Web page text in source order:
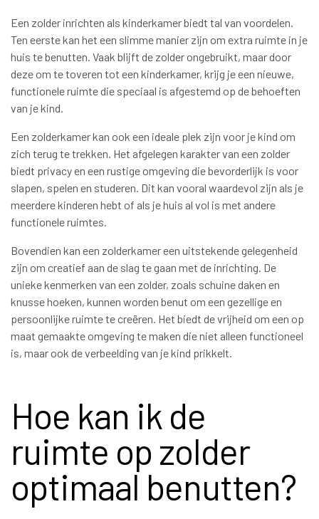
Een zolder inrichten als kinderkamer biedt tal van voordelen.
Ten eerste kan het een slimme manier zijn om extra ruimte in je
huis te benutten. Vaak blijft de zolder ongebruikt, maar door
deze om te toveren tot een kinderkamer, krijg je een nieuwe,
functionele ruimte die speciaal is afgestemd op de behoeften
van je kind.
Een zolderkamer kan ook een ideale plek zijn voor je kind om
zich terug te trekken. Het afgelegen karakter van een zolder
biedt privacy en een rustige omgeving die bevorderlijk is voor
slapen, spelen en studeren. Dit kan vooral waardevol zijn als je
meerdere kinderen hebt of als je huis al vol is met andere
functionele ruimtes.
Bovendien kan een zolderkamer een uitstekende gelegenheid
zijn om creatief aan de slag te gaan met de inrichting. De
unieke kenmerken van een zolder, zoals schuine daken en
knusse hoeken, kunnen worden benut om een gezellige en
persoonlijke ruimte te creëren. Het biedt de vrijheid om een op
maat gemaakte omgeving te maken die niet alleen functioneel
is, maar ook de verbeelding van je kind prikkelt.
Hoe kan ik de
ruimte op zolder
optimaal benutten?